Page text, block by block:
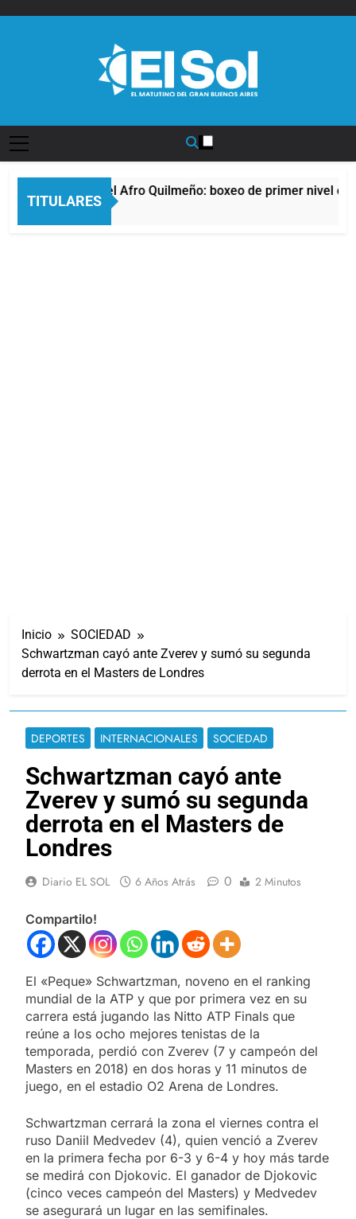
TITULARES
La noche del Afro Quilmeño: boxeo de primer nivel en
6 Horas Atrás
Inicio
SOCIEDAD
Schwartzman cayó ante Zverev y sumó su segunda
derrota en el Masters de Londres
DEPORTES INTERNACIONALES SOCIEDAD
Schwartzman cayó ante
Zverev y sumó su segunda
derrota en el Masters de
Londres
Diario EL SOL 6 Años Atrás 0 2 Minutos
Compartilo!
El «Peque» Schwartzman, noveno en el ranking
mundial de la ATP y que por primera vez en su
carrera está jugando las Nitto ATP Finals que
reúne a los ocho mejores tenistas de la
temporada, perdió con Zverev (7 y campeón del
Masters en 2018) en dos horas y 11 minutos de
juego, en el estadio O2 Arena de Londres.
Schwartzman cerrará la zona el viernes contra el
ruso Daniil Medvedev (4), quien venció a Zverev
en la primera fecha por 6-3 y 6-4 y hoy más tarde
se medirá con Djokovic. El ganador de Djokovic
(cinco veces campeón del Masters) y Medvedev
se asegurará un lugar en las semifinales.